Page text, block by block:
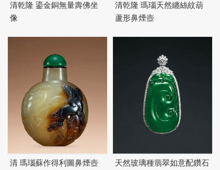
清乾隆 鎏金銅無量壽佛坐
像
清乾隆 瑪瑙天然纏絲紋葫
蘆形鼻煙壺
清 瑪瑙蘇作得利圖鼻煙壺
天然玻璃種翡翠如意配鑽石